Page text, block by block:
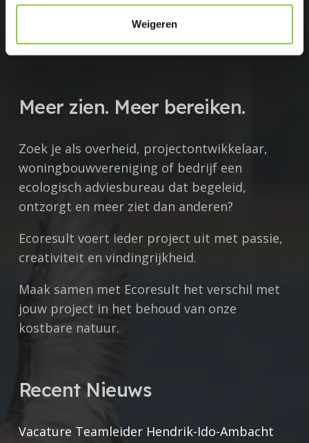
Weigeren
Meer zien. Meer bereiken.
Zoek je als overheid, projectontwikkelaar,
woningbouwvereniging of bedrijf een
ecologisch adviesbureau dat begeleid,
ontzorgt en meer ziet dan anderen?
Ecoresult voert ieder project uit met passie,
creativiteit en vindingrijkheid.
Maak samen met Ecoresult het verschil met
jouw project in het behoud van onze
kostbare natuur.
Recent Nieuws
Vacature Teamleider Hendrik-Ido-Ambacht